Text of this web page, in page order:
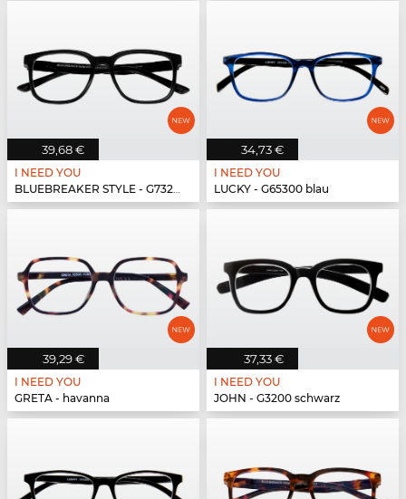
39,68 €
I NEED YOU
BLUEBREAKER STYLE - G73200 schwarz
34,73 €
I NEED YOU
LUCKY - G65300 blau
39,29 €
I NEED YOU
GRETA - havanna
37,33 €
I NEED YOU
JOHN - G3200 schwarz